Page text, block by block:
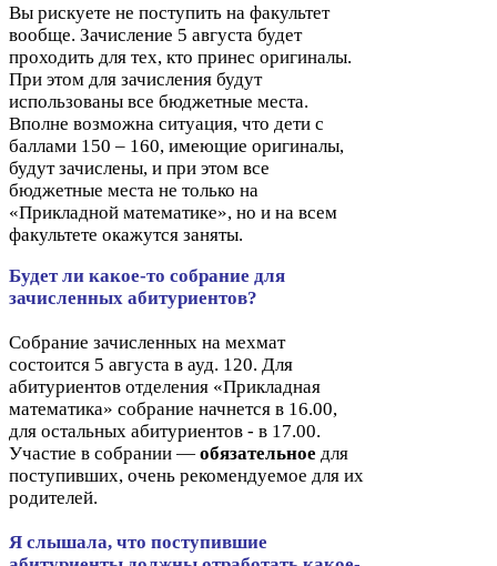
Вы рискуете не поступить на факультет
вообще. Зачисление 5 августа будет
проходить для тех, кто принес оригиналы.
При этом для зачисления будут
использованы все бюджетные места.
Вполне возможна ситуация, что дети с
баллами 150 – 160, имеющие оригиналы,
будут зачислены, и при этом все
бюджетные места не только на
«Прикладной математике», но и на всем
факультете окажутся заняты.
Будет ли какое-​то собрание для
зачисленных абитуриентов?
Собрание зачисленных на мехмат
состоится 5 августа в ауд. 120. Для
абитуриентов отделения «Прикладная
математика» собрание начнется в 16.00,
для остальных абитуриентов - в 17.00.
Участие в собрании — обязательное для
поступивших, очень рекомендуемое для их
родителей.
Я слышала, что поступившие